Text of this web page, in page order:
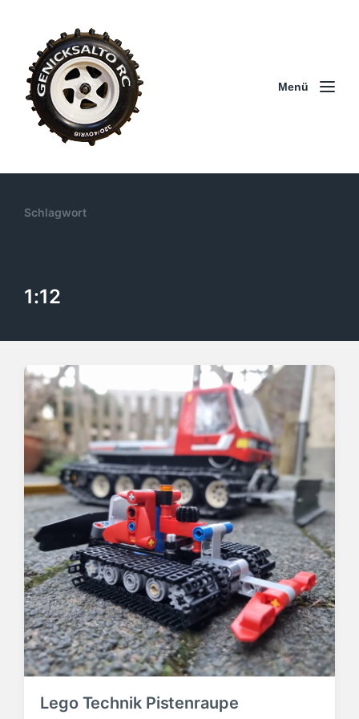
Menü
Schlagwort
1:12
Lego Technik Pistenraupe